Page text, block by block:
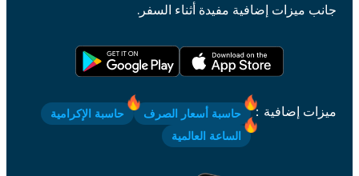
جانب ميزات إضافية مفيدة أثناء السفر.
ميزات إضافية ： حاسبة أسعار الصرف
حاسبة الإكرامية
الساعة العالمية